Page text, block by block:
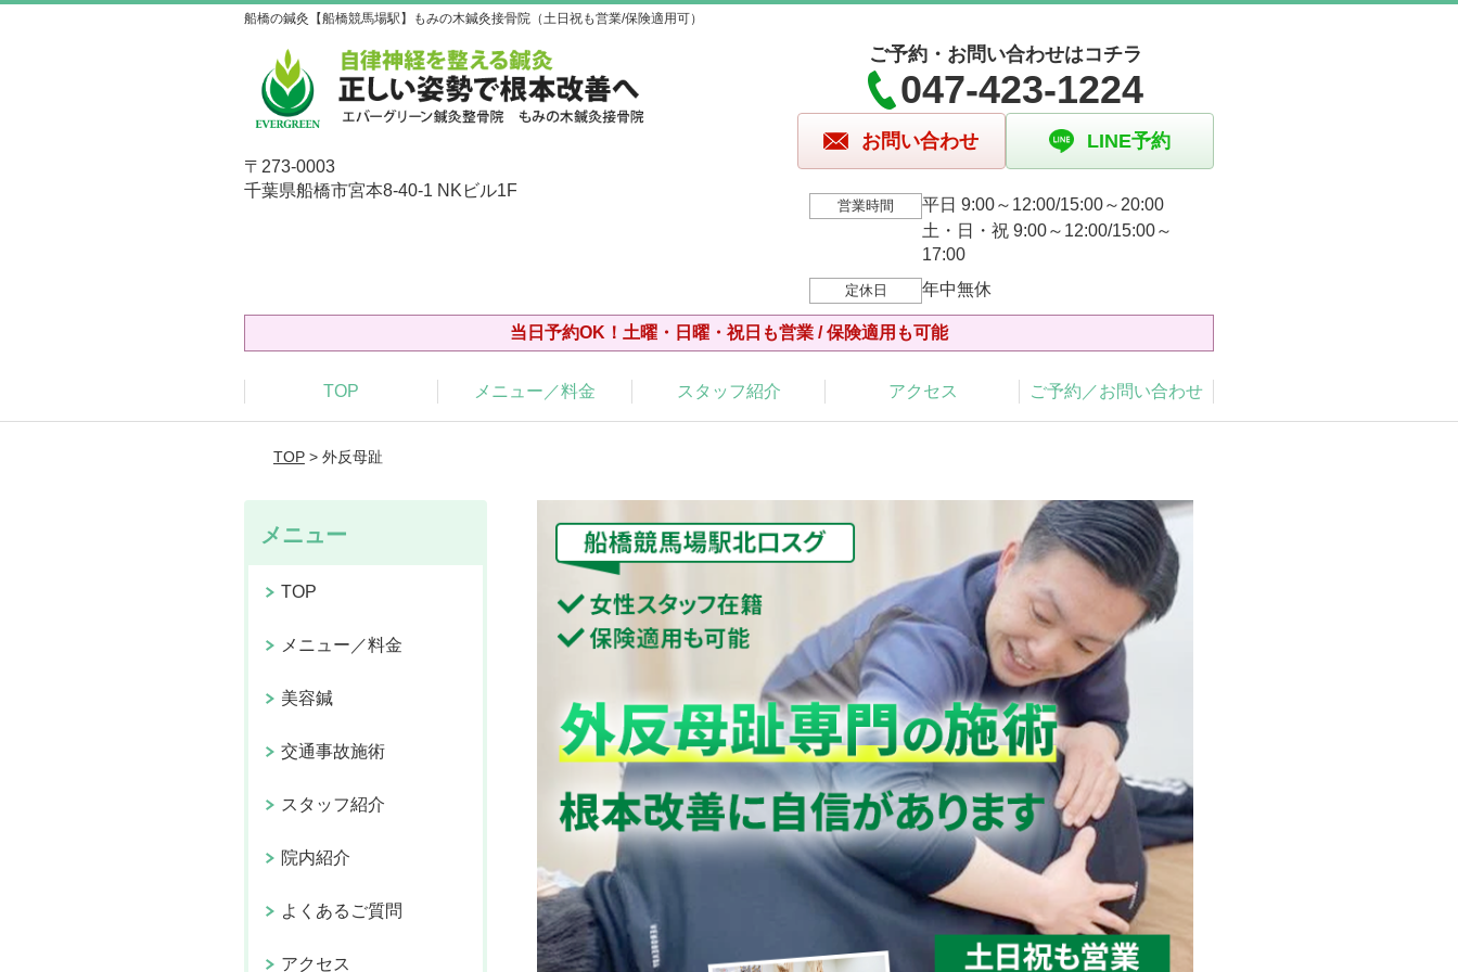
船橋の鍼灸【船橋競馬場駅】もみの木鍼灸接骨院（土日祝も営業/保険適用可）
〒273-0003
千葉県船橋市宮本8-40-1 NKビル1F
ご予約・お問い合わせはコチラ
047-423-1224
お問い合わせ LINE予約
営業時間
平日 9:00～12:00/15:00～20:00
土・日・祝 9:00～12:00/15:00～
17:00
定休日 年中無休
当日予約OK！土曜・日曜・祝日も営業 / 保険適用も可能
TOP メニュー／料金 スタッフ紹介 アクセス ご予約／お問い合わせ
TOP> 外反母趾
メニュー
TOP
メニュー／料金
美容鍼
交通事故施術
スタッフ紹介
院内紹介
よくあるご質問
アクセス